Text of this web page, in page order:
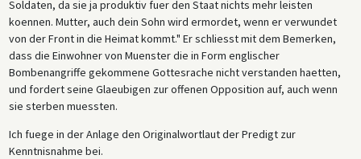
Soldaten, da sie ja produktiv fuer den Staat nichts mehr leisten
koennen. Mutter, auch dein Sohn wird ermordet, wenn er verwundet
von der Front in die Heimat kommt." Er schliesst mit dem Bemerken,
dass die Einwohner von Muenster die in Form englischer
Bombenangriffe gekommene Gottesrache nicht verstanden haetten,
und fordert seine Glaeubigen zur offenen Opposition auf, auch wenn
sie sterben muessten.
Ich fuege in der Anlage den Originalwortlaut der Predigt zur
Kenntnisnahme bei.